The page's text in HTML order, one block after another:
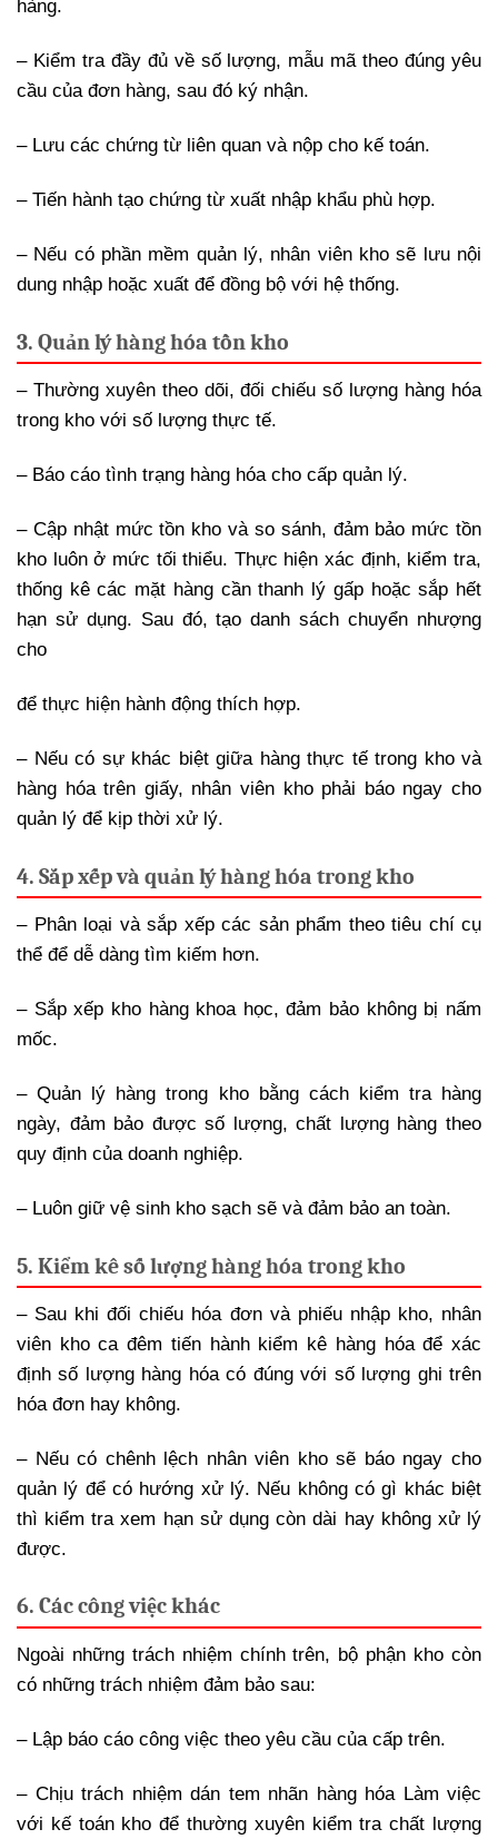
hàng.
– Kiểm tra đầy đủ về số lượng, mẫu mã theo đúng yêu
cầu của đơn hàng, sau đó ký nhận.
– Lưu các chứng từ liên quan và nộp cho kế toán.
– Tiến hành tạo chứng từ xuất nhập khẩu phù hợp.
– Nếu có phần mềm quản lý, nhân viên kho sẽ lưu nội
dung nhập hoặc xuất để đồng bộ với hệ thống.
3. Quản lý hàng hóa tồn kho
– Thường xuyên theo dõi, đối chiếu số lượng hàng hóa
trong kho với số lượng thực tế.
– Báo cáo tình trạng hàng hóa cho cấp quản lý.
– Cập nhật mức tồn kho và so sánh, đảm bảo mức tồn
kho luôn ở mức tối thiểu. Thực hiện xác định, kiểm tra,
thống kê các mặt hàng cần thanh lý gấp hoặc sắp hết
hạn sử dụng. Sau đó, tạo danh sách chuyển nhượng
cho
để thực hiện hành động thích hợp.
– Nếu có sự khác biệt giữa hàng thực tế trong kho và
hàng hóa trên giấy, nhân viên kho phải báo ngay cho
quản lý để kịp thời xử lý.
4. Sắp xếp và quản lý hàng hóa trong kho
– Phân loại và sắp xếp các sản phẩm theo tiêu chí cụ
thể để dễ dàng tìm kiếm hơn.
– Sắp xếp kho hàng khoa học, đảm bảo không bị nấm
mốc.
– Quản lý hàng trong kho bằng cách kiểm tra hàng
ngày, đảm bảo được số lượng, chất lượng hàng theo
quy định của doanh nghiệp.
– Luôn giữ vệ sinh kho sạch sẽ và đảm bảo an toàn.
5. Kiểm kê số lượng hàng hóa trong kho
– Sau khi đối chiếu hóa đơn và phiếu nhập kho, nhân
viên kho ca đêm tiến hành kiểm kê hàng hóa để xác
định số lượng hàng hóa có đúng với số lượng ghi trên
hóa đơn hay không.
– Nếu có chênh lệch nhân viên kho sẽ báo ngay cho
quản lý để có hướng xử lý. Nếu không có gì khác biệt
thì kiểm tra xem hạn sử dụng còn dài hay không xử lý
được.
6. Các công việc khác
Ngoài những trách nhiệm chính trên, bộ phận kho còn
có những trách nhiệm đảm bảo sau:
– Lập báo cáo công việc theo yêu cầu của cấp trên.
– Chịu trách nhiệm dán tem nhãn hàng hóa Làm việc
với kế toán kho để thường xuyên kiểm tra chất lượng